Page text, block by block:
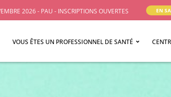
2026 - PAU - INSCRIPTIONS OUVERTES EN
VOUS ÊTES UN PROFESSIONNEL DE SANTÉ